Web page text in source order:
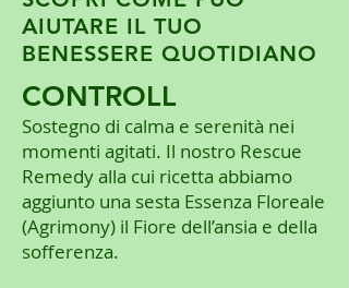
AIUTARE IL TUO
BENESSERE QUOTIDIANO
CONTROLL
Sostegno di calma e serenità nei
momenti agitati. Il nostro Rescue
Remedy alla cui ricetta abbiamo
aggiunto una sesta Essenza Floreale
(Agrimony) il Fiore dell’ansia e della
sofferenza.